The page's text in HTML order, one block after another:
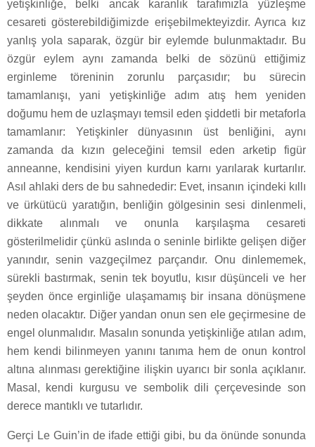
yetişkinliğe, belki ancak karanlık tarafımızla yüzleşme
cesareti gösterebildiğimizde erişebilmekteyizdir. Ayrıca kız
yanlış yola saparak, özgür bir eylemde bulunmaktadır. Bu
özgür eylem aynı zamanda belki de sözünü ettiğimiz
erginleme töreninin zorunlu parçasıdır; bu sürecin
tamamlanışı, yani yetişkinliğe adım atış hem yeniden
doğumu hem de uzlaşmayı temsil eden şiddetli bir metaforla
tamamlanır: Yetişkinler dünyasının üst benliğini, aynı
zamanda da kızın geleceğini temsil eden arketip figür
anneanne, kendisini yiyen kurdun karnı yarılarak kurtarılır.
Asıl ahlaki ders de bu sahnededir: Evet, insanın içindeki kıllı
ve ürkütücü yaratığın, benliğin gölgesinin sesi dinlenmeli,
dikkate alınmalı ve onunla karşılaşma cesareti
gösterilmelidir çünkü aslında o seninle birlikte gelişen diğer
yanındır, senin vazgeçilmez parçandır. Onu dinlememek,
sürekli bastırmak, senin tek boyutlu, kısır düşünceli ve her
şeyden önce erginliğe ulaşamamış bir insana dönüşmene
neden olacaktır. Diğer yandan onun sen ele geçirmesine de
engel olunmalıdır. Masalın sonunda yetişkinliğe atılan adım,
hem kendi bilinmeyen yanını tanıma hem de onun kontrol
altına alınması gerektiğine ilişkin uyarıcı bir sonla açıklanır.
Masal, kendi kurgusu ve sembolik dili çerçevesinde son
derece mantıklı ve tutarlıdır.
Gerçi Le Guin’in de ifade ettiği gibi, bu da önünde sonunda